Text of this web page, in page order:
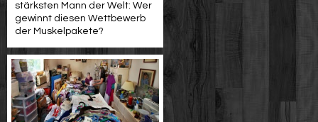
stärksten Mann der Welt: Wer
gewinnt diesen Wettbewerb
der Muskelpakete?